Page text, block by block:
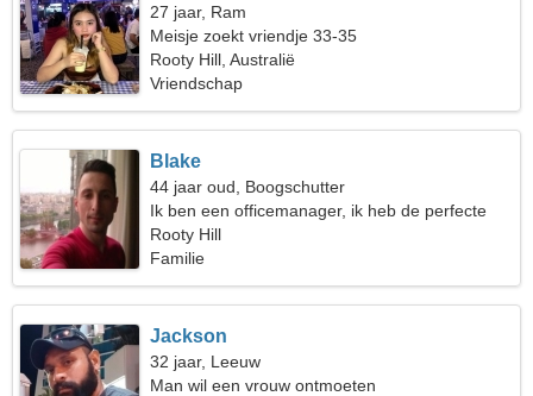
27 jaar, Ram
Meisje zoekt vriendje 33-35
Rooty Hill, Australië
Vriendschap
Blake
44 jaar oud, Boogschutter
Ik ben een officemanager, ik heb de perfecte
vrouw nodig
Rooty Hill
Familie
Jackson
32 jaar, Leeuw
Man wil een vrouw ontmoeten